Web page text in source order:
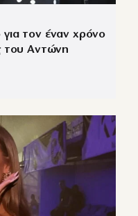
τον έναν χρόνο
του Αντώνη